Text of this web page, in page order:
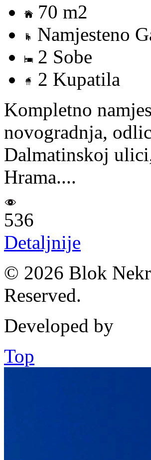
70 m2
Namjesteno
2 Sobe
2 Kupatila
Kompletno
novogradnja,
Dalmatinskoj
Hrama....
536
Detaljnije
© 2026 Blok
Reserved.
Developed by
Top